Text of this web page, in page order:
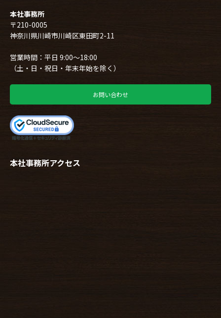
本社事務所
〒210-0005
神奈川県川崎市川崎区東田町2-11
営業時間：平日 9:00～18:00
（土・日・祝日・年末年始を除く）
お問い合わせ
本社事務所アクセス